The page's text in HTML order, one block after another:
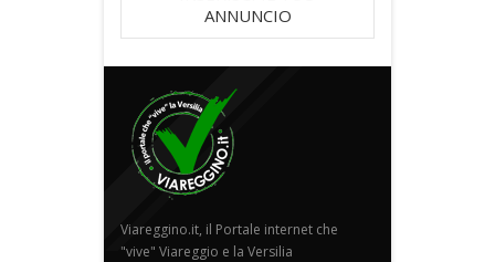
ANNUNCIO
Viareggino.it, il Portale internet che
"vive" Viareggio e la Versilia